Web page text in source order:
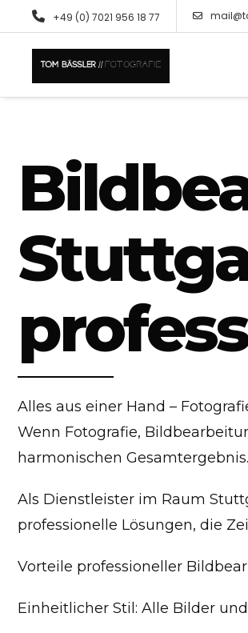
+49 (0) 7021 956 18 77
Alles aus einer Hand –
Wenn Fotografie,
harmonischen Gesamtergebnis.
Als Dienstleister im Raum
professionelle Lösungen, die
Vorteile professioneller
Einheitlicher Stil: Alle Bilder